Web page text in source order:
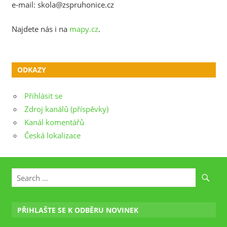
e-mail: skola@zspruhonice.cz
Najdete nás i na mapy.cz.
ODKAZY
Přihlásit se
Zdroj kanálů (příspěvky)
Kanál komentářů
Česká lokalizace
PŘIHLAŠTE SE K ODBĚRU NOVINEK